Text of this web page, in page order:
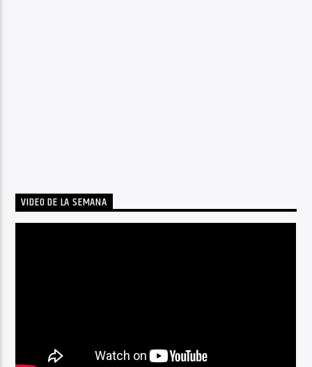
VIDEO DE LA SEMANA